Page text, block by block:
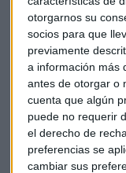
otorgarnos su
socios para que
previamente
a información más
antes de otorgar o
cuenta que algún
puede no requerir
el derecho de
preferencias se
cambiar sus
cercanos a la
estimativas muy
P.- Se lo pregunto
producido el
R.- Claro hemos
enfermera, así